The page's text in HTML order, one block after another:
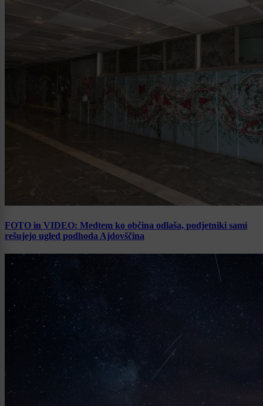
FOTO in VIDEO: Medtem ko občina odlaša, podjetniki sami
rešujejo ugled podhoda Ajdovščina